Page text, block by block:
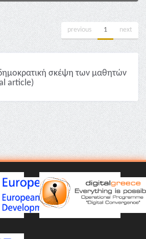
previous 1 next
δημοκρατική σκέψη των μαθητών
article)